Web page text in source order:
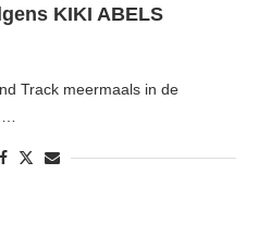
KIKI ABELS
Track meermaals in de
…